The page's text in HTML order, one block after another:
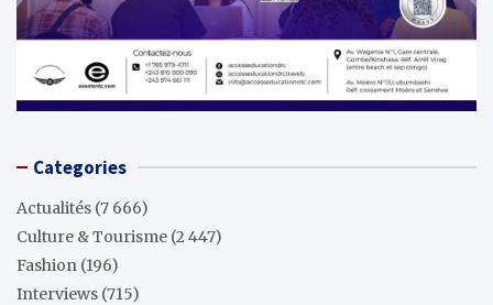
Categories
Actualités (7 666)
Culture & Tourisme (2 447)
Fashion (196)
Interviews (715)